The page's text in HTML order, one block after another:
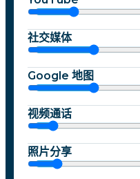
社交媒体
Google 地图
视频通话
照片分享